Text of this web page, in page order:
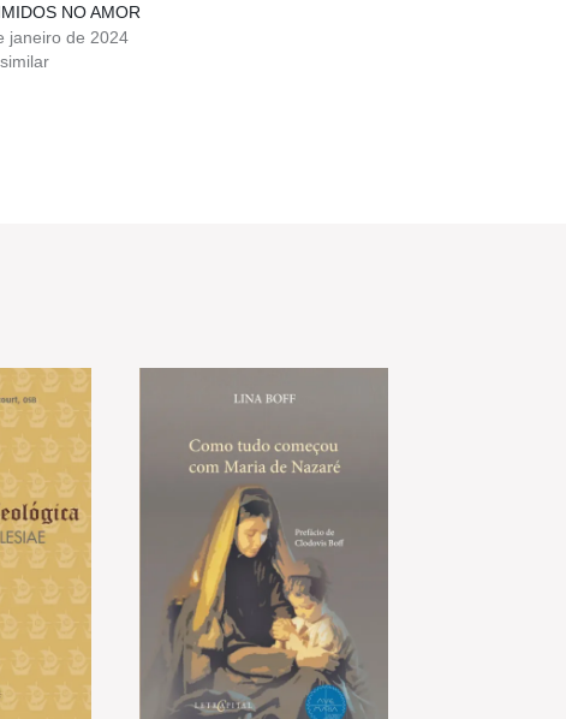
NO AMOR
janeiro de 2024